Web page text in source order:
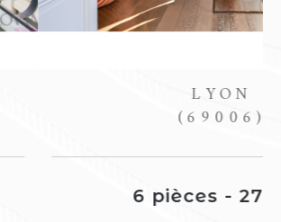
6 pièces - 277 m²